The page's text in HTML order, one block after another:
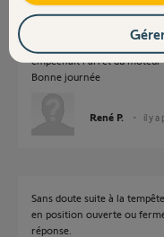
Bonjour
Merci pour votre réponse,
seulement inversé la
empêchait l'arrêt du moteur
Bonne journée
René P. il y a
Sans doute suite à la
en position ouverte ou
réponse.